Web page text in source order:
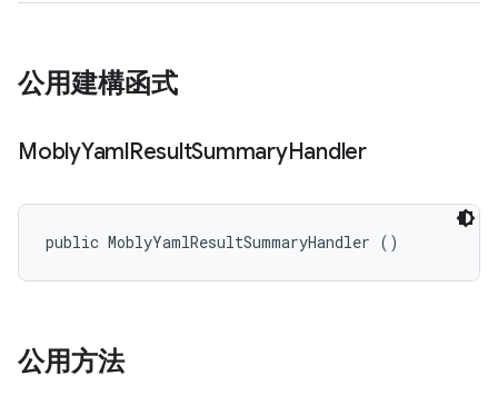
公用建構函式
MoblyYamlResultSummaryHandler
public MoblyYamlResultSummaryHandler ()
公用方法